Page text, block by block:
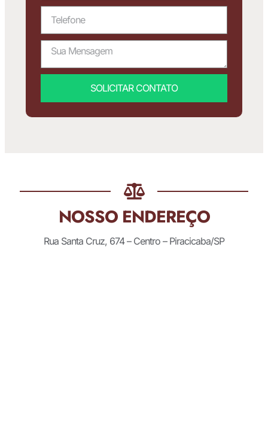
SOLICITAR CONTATO
NOSSO ENDEREÇO
Rua Santa Cruz, 674 – Centro – Piracicaba/SP